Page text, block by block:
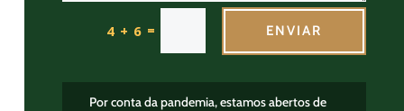
4 + 6 = ENVIAR
Por conta da pandemia, estamos abertos de